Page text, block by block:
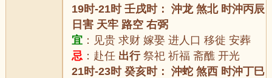
19时-21时 壬戌时： 沖龙 煞北 时沖丙辰
日害 天牢 路空 右弼
宜 ：见贵 求财 嫁娶 进人口 移徙 安葬
忌 ：赴任 出行祭祀 祈福 斋醮 开光
21时-23时 癸亥时： 沖蛇 煞西 时沖丁巳